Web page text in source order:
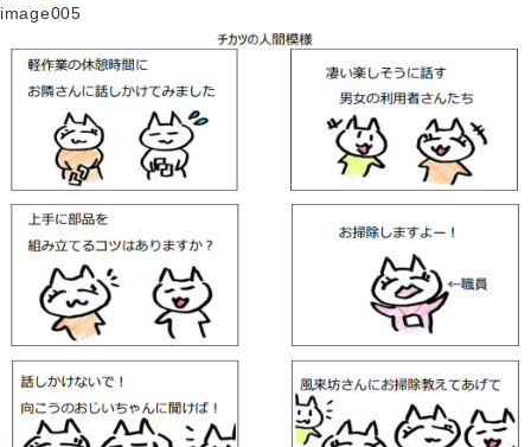
image005